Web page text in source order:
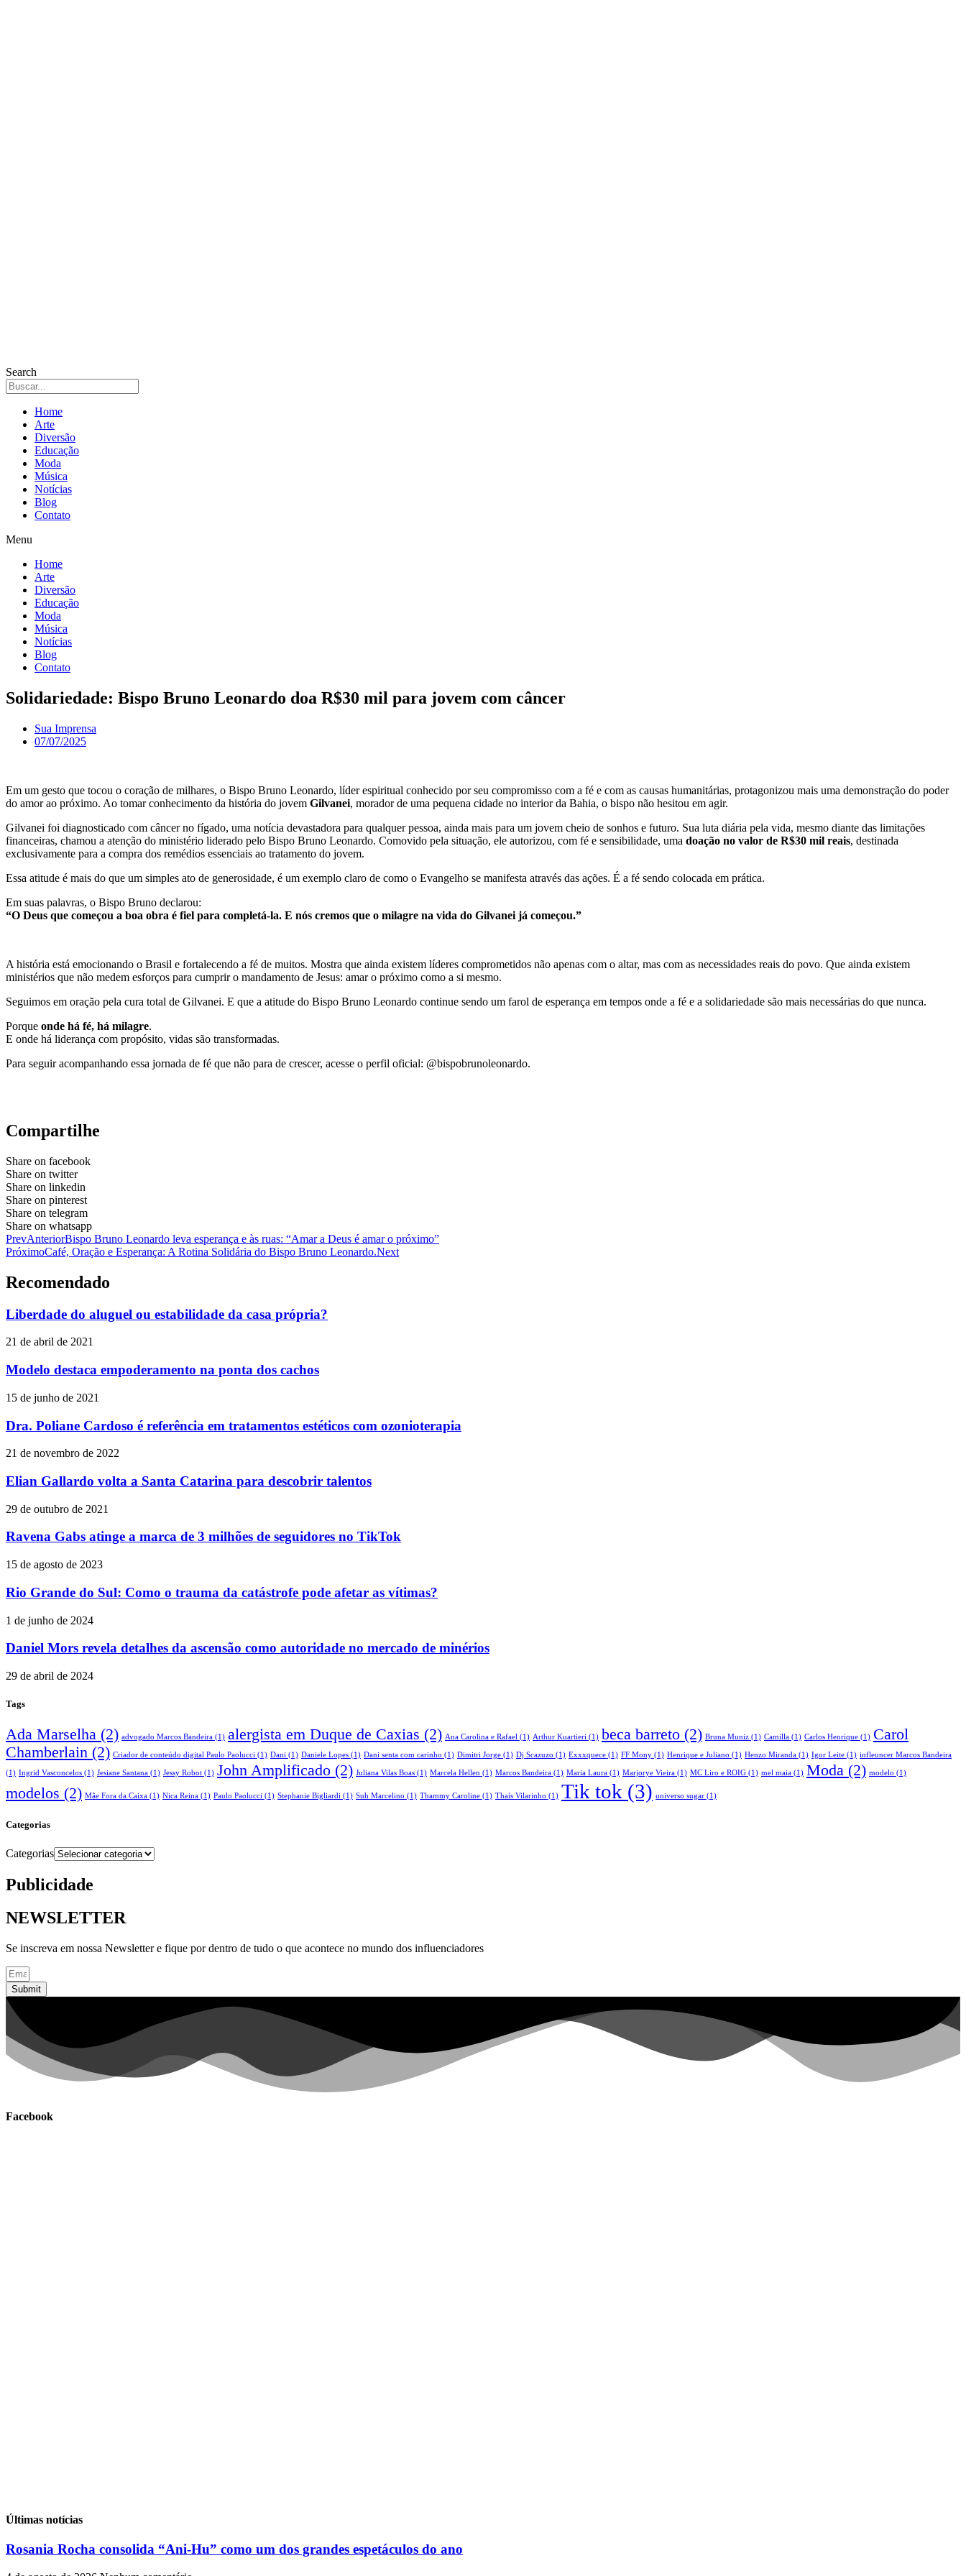
Search
Home
Arte
Diversão
Educação
Moda
Música
Notícias
Blog
Contato
Menu
Home
Arte
Diversão
Educação
Moda
Música
Notícias
Blog
Contato
Solidariedade: Bispo Bruno Leonardo doa R$30 mil para jovem com câncer
Sua Imprensa
07/07/2025
Em um gesto que tocou o coração de milhares, o Bispo Bruno Leonardo, líder espiritual conhecido por seu compromisso com a fé e com as causas humanitárias, protagonizou mais uma demonstração do poder
do amor ao próximo. Ao tomar conhecimento da história do jovem Gilvanei, morador de uma pequena cidade no interior da Bahia, o bispo não hesitou em agir.
Gilvanei foi diagnosticado com câncer no fígado, uma notícia devastadora para qualquer pessoa, ainda mais para um jovem cheio de sonhos e futuro. Sua luta diária pela vida, mesmo diante das limitações
financeiras, chamou a atenção do ministério liderado pelo Bispo Bruno Leonardo. Comovido pela situação, ele autorizou, com fé e sensibilidade, uma doação no valor de R$30 mil reais, destinada
exclusivamente para a compra dos remédios essenciais ao tratamento do jovem.
Essa atitude é mais do que um simples ato de generosidade, é um exemplo claro de como o Evangelho se manifesta através das ações. É a fé sendo colocada em prática.
Em suas palavras, o Bispo Bruno declarou:
“O Deus que começou a boa obra é fiel para completá-la. E nós cremos que o milagre na vida do Gilvanei já começou.”
A história está emocionando o Brasil e fortalecendo a fé de muitos. Mostra que ainda existem líderes comprometidos não apenas com o altar, mas com as necessidades reais do povo. Que ainda existem
ministérios que não medem esforços para cumprir o mandamento de Jesus: amar o próximo como a si mesmo.
Seguimos em oração pela cura total de Gilvanei. E que a atitude do Bispo Bruno Leonardo continue sendo um farol de esperança em tempos onde a fé e a solidariedade são mais necessárias do que nunca.
Porque onde há fé, há milagre.
E onde há liderança com propósito, vidas são transformadas.
Para seguir acompanhando essa jornada de fé que não para de crescer, acesse o perfil oficial: @bispobrunoleonardo.
Compartilhe
Share on facebook
Share on twitter
Share on linkedin
Share on pinterest
Share on telegram
Share on whatsapp
PrevAnteriorBispo Bruno Leonardo leva esperança e às ruas: “Amar a Deus é amar o próximo”
PróximoCafé, Oração e Esperança: A Rotina Solidária do Bispo Bruno Leonardo.Next
Recomendado
Liberdade do aluguel ou estabilidade da casa própria?
21 de abril de 2021
Modelo destaca empoderamento na ponta dos cachos
15 de junho de 2021
Dra. Poliane Cardoso é referência em tratamentos estéticos com ozonioterapia
21 de novembro de 2022
Elian Gallardo volta a Santa Catarina para descobrir talentos
29 de outubro de 2021
Ravena Gabs atinge a marca de 3 milhões de seguidores no TikTok
15 de agosto de 2023
Rio Grande do Sul: Como o trauma da catástrofe pode afetar as vítimas?
1 de junho de 2024
Daniel Mors revela detalhes da ascensão como autoridade no mercado de minérios
29 de abril de 2024
Tags
Ada Marselha (2) advogado Marcos Bandeira (1) alergista em Duque de Caxias (2) Ana Carolina e Rafael (1) Arthur Kuartieri (1) beca barreto (2) Bruna Muniz (1) Camilla (1) Carlos Henrique (1) Carol
Chamberlain (2) Criador de conteúdo digital Paulo Paolucci (1) Dani (1) Daniele Lopes (1) Dani senta com carinho (1) Dimitri Jorge (1) Dj Scazuzo (1) Exxxquece (1) FF Mony (1) Henrique e Juliano (1) Henzo Miranda (1) Igor Leite (1) infleuncer Marcos Bandeira
(1) Ingrid Vasconcelos (1) Jesiane Santana (1) Jessy Robot (1) John Amplificado (2) Juliana Vilas Boas (1) Marcela Hellen (1) Marcos Bandeira (1) Maria Laura (1) Marjorye Vieira (1) MC Liro e ROIG (1) mel maia (1) Moda (2) modelo (1)
modelos (2) Mãe Fora da Caixa (1) Nica Reina (1) Paulo Paolucci (1) Stephanie Bigliardi (1) Suh Marcelino (1) Thammy Caroline (1) Thaís Vilarinho (1) Tik tok (3) universo sugar (1)
Categorias
Categorias
Publicidade
NEWSLETTER
Se inscreva em nossa Newsletter e fique por dentro de tudo o que acontece no mundo dos influenciadores
Submit
Facebook
Últimas notícias
Rosania Rocha consolida “Ani-Hu” como um dos grandes espetáculos do ano